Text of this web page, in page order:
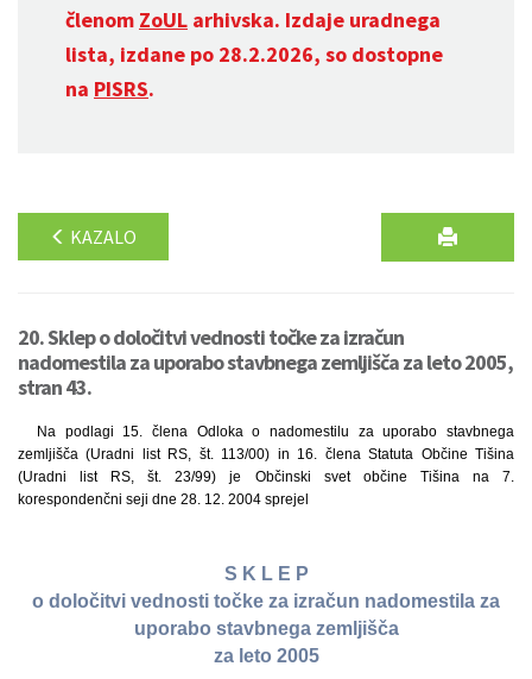
členom ZoUL arhivska. Izdaje uradnega
lista, izdane po 28.2.2026, so dostopne
na PISRS.
KAZALO
20. Sklep o določitvi vednosti točke za izračun
nadomestila za uporabo stavbnega zemljišča za leto 2005,
stran 43.
Na podlagi 15. člena Odloka o nadomestilu za uporabo stavbnega
zemljišča (Uradni list RS, št. 113/00) in 16. člena Statuta Občine Tišina
(Uradni list RS, št. 23/99) je Občinski svet občine Tišina na 7.
korespondenčni seji dne 28. 12. 2004 sprejel
S K L E P
o določitvi vednosti točke za izračun nadomestila za
uporabo stavbnega zemljišča
za leto 2005